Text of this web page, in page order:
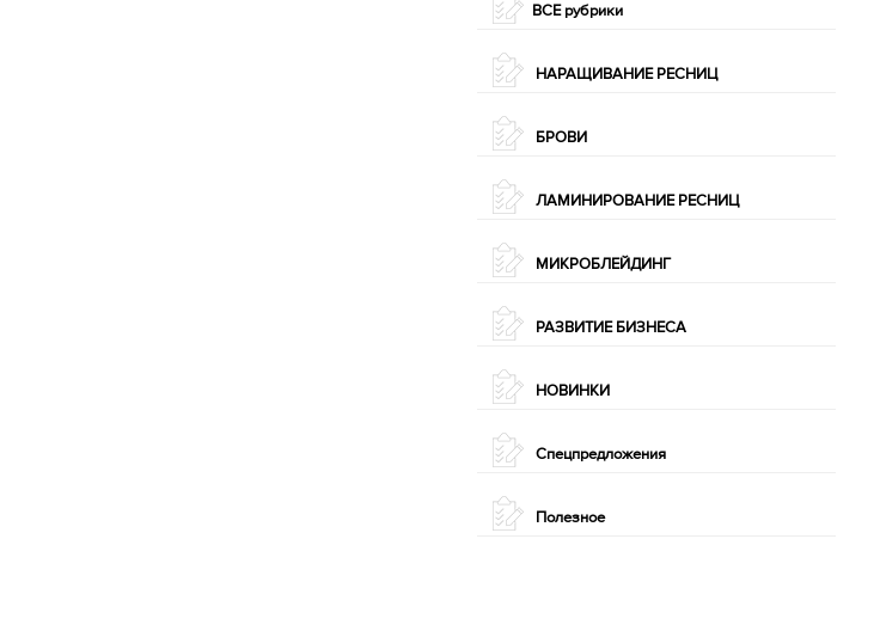
ВСЕ рубрики
НАРАЩИВАНИЕ РЕСНИЦ
БРОВИ
ЛАМИНИРОВАНИЕ РЕСНИЦ
МИКРОБЛЕЙДИНГ
РАЗВИТИЕ БИЗНЕСА
НОВИНКИ
Спецпредложения
Полезное